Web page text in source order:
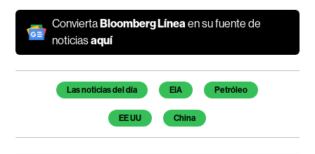
ConviertaBloomberg Líneaen su fuente de
noticiasaquí
Temas de este artículo
Las noticias del día EIA Petróleo
EE UU China